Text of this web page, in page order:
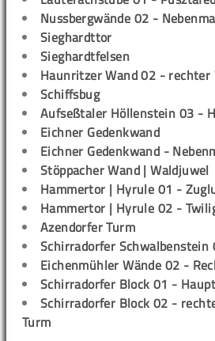
Nussbergwände 02 -
Sieghardttor
Sieghardtfelsen
Haunritzer Wand 02 - rechter
Schiffsbug
Aufseßtaler Höllenstein 03 -
Eichner Gedenkwand
Eichner Gedenkwand -
Stöppacher Wand | Waldjuwel
Hammertor | Hyrule 01 -
Hammertor | Hyrule 02 -
Azendorfer Turm
Schirradorfer Schwalbenstein
Eichenmühler Wände 02 -
Schirradorfer Block 01 -
Schirradorfer Block 02 -
Turm